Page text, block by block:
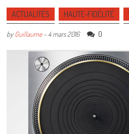
ACTUALITÉS HAUTE-FIDÉLITÉ
byGuillaume- 4 mars 2016 0